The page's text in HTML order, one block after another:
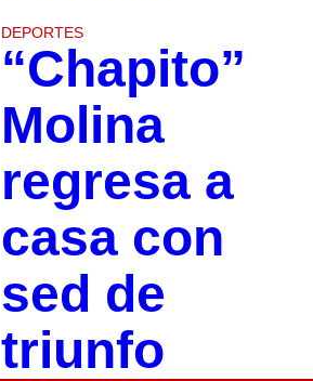
DEPORTES
“Chapito”
Molina
regresa a
casa con
sed de
triunfo